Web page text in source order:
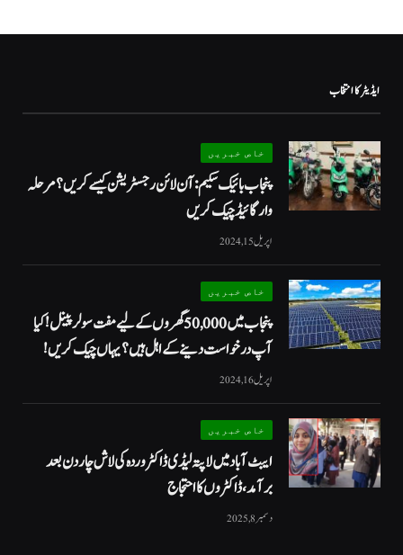
ایڈیٹر کا انتخاب
خاص خبریں
پنجاب بائیک سکیم: آن لائن رجسٹریشن کیسے کریں؟ مرحلہ
وار گائیڈ چیک کریں
اپریل 15, 2024
خاص خبریں
پنجاب میں 50,000 گھروں کے لیے مفت سولر پینل! کیا
آپ درخواست دینے کے اہل ہیں؟ یہاں چیک کریں!
اپریل 16, 2024
خاص خبریں
ایبٹ آباد میں لاپتہ لیڈی ڈاکٹر وردہ کی لاش چار دن بعد
برآمد، ڈاکٹروں کا احتجاج
دسمبر 8, 2025